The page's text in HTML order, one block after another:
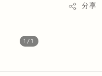
1/1
分享